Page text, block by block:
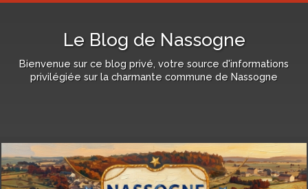
Le Blog de Nassogne
Bienvenue sur ce blog privé, votre source d'informations
privilégiée sur la charmante commune de Nassogne